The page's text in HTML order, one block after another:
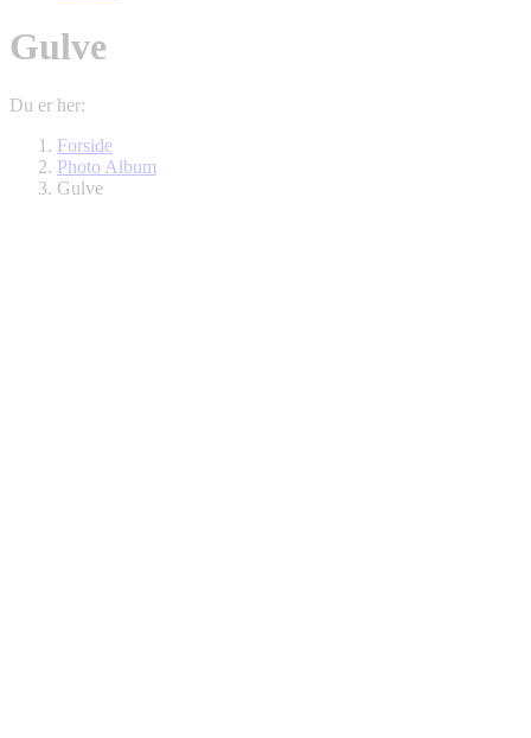
Gulve
Du er her:
Forside
Photo Album
Gulve